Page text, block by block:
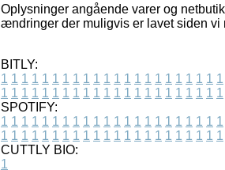
Oplysninger angående varer og
ændringer der muligvis er lavet siden vi
BITLY:
1 1 1 1 1 1 1 1 1 1 1 1 1 1 1 1 1 1 1 1 1 1
1 1 1 1 1 1 1 1 1 1 1 1 1 1 1 1 1 1 1 1 1 1
SPOTIFY:
1 1 1 1 1 1 1 1 1 1 1 1 1 1 1 1 1 1 1 1 1 1
1 1 1 1 1 1 1 1 1 1 1 1 1 1 1 1 1 1 1 1 1 1
CUTTLY BIO:
1